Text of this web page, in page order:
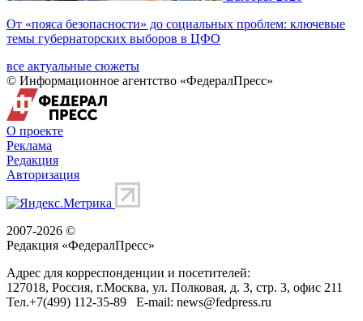
От «пояса безопасности» до социальных проблем: ключевые
темы губернаторских выборов в ЦФО
все актуальные сюжеты
© Информационное агентство «ФедералПресс»
О проекте
Реклама
Редакция
Авторизация
2007-2026 ©
Редакция «ФедералПресс»
Адрес для корреспонденции и посетителей:
127018, Россия, г.Москва, ул. Полковая, д. 3, стр. 3, офис 211
Тел.+7(499) 112-35-89 E-mail: news@fedpress.ru